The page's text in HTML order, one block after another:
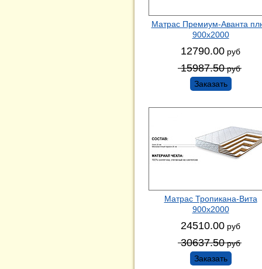
Матрас Премиум-Аванта
900х2000
12790.00 руб
15987.50 руб
Заказать
Матрас Тропикана-Вита
900х2000
24510.00 руб
30637.50 руб
Заказать